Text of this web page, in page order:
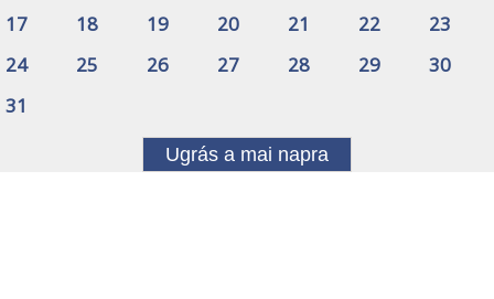
17
18 19 20 21 22
23
24
25 26 27 28 29
30
31
Ugrás a mai napra